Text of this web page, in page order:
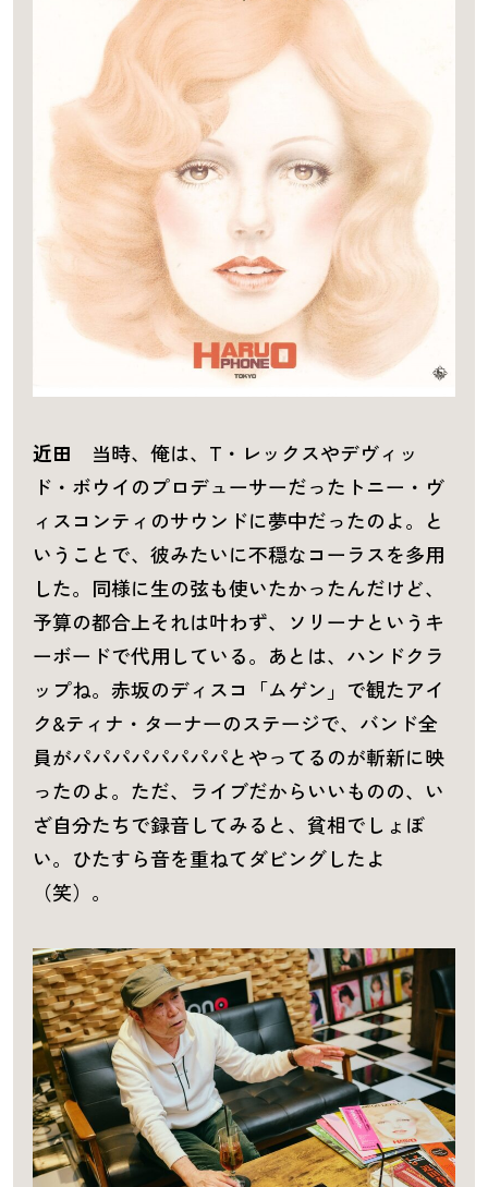
近田 当時、俺は、T・レックスやデヴィッ
ド・ボウイのプロデューサーだったトニー・ヴ
ィスコンティのサウンドに夢中だったのよ。と
いうことで、彼みたいに不穏なコーラスを多用
した。同様に生の弦も使いたかったんだけど、
予算の都合上それは叶わず、ソリーナというキ
ーボードで代用している。あとは、ハンドクラ
ップね。赤坂のディスコ「ムゲン」で観たアイ
ク&ティナ・ターナーのステージで、バンド全
員がパパパパパパパパとやってるのが斬新に映
ったのよ。ただ、ライブだからいいものの、い
ざ自分たちで録音してみると、貧相でしょぼ
い。ひたすら音を重ねてダビングしたよ
（笑）。